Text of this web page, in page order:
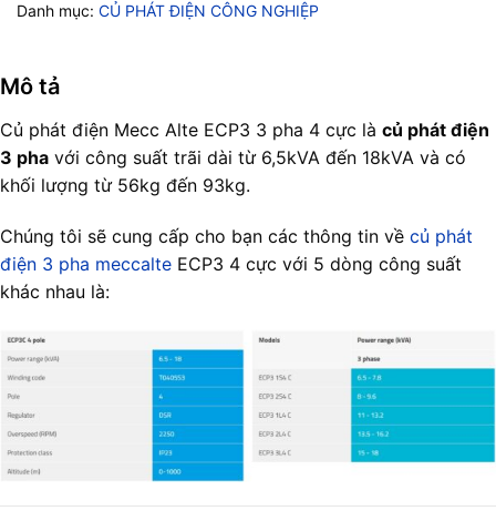
Danh mục: CỦ PHÁT ĐIỆN CÔNG NGHIỆP
Mô tả
Củ phát điện Mecc Alte ECP3 3 pha 4 cực là củ phát điện
3 pha với công suất trãi dài từ 6,5kVA đến 18kVA và có
khối lượng từ 56kg đến 93kg.
Chúng tôi sẽ cung cấp cho bạn các thông tin về củ phát
điện 3 pha meccalte ECP3 4 cực với 5 dòng công suất
khác nhau là: